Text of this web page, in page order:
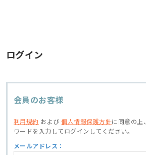
ログイン
会員のお客様
利用規約 および個人情報保護方針に同意の上、
ワードを入力してログインしてください。
メールアドレス：